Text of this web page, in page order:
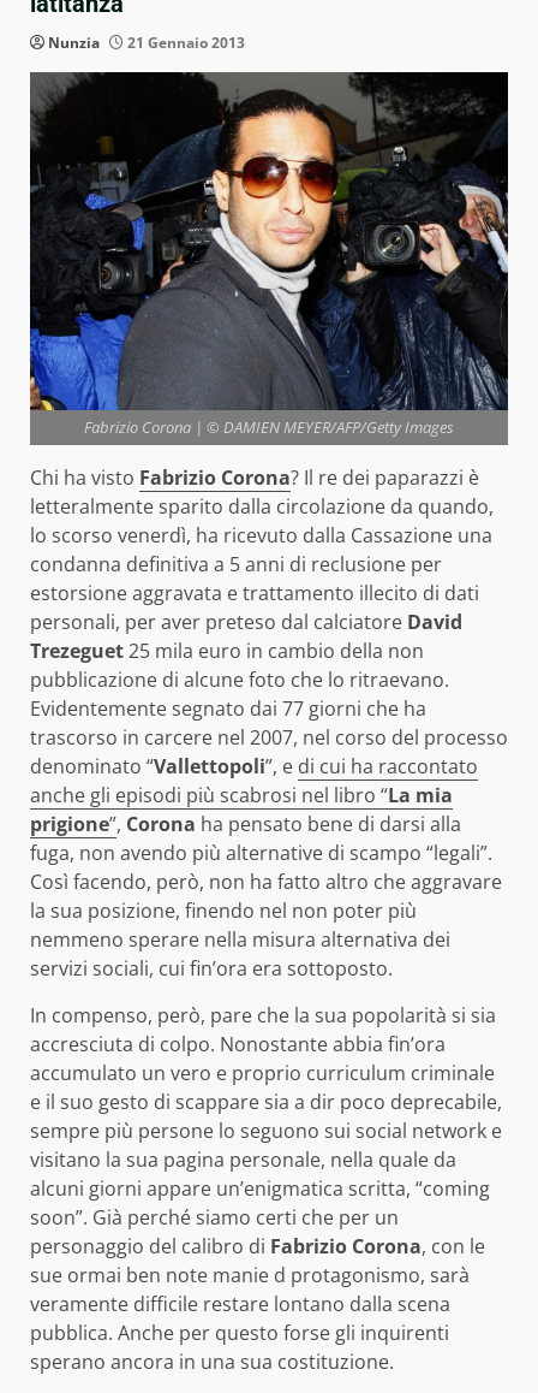
Nunzia 21 Gennaio 2013
Fabrizio Corona | © DAMIEN MEYER/AFP/Getty Images
Chi ha visto Fabrizio Corona? Il re dei paparazzi è
letteralmente sparito dalla circolazione da quando,
lo scorso venerdì, ha ricevuto dalla Cassazione una
condanna definitiva a 5 anni di reclusione per
estorsione aggravata e trattamento illecito di dati
personali, per aver preteso dal calciatore David
Trezeguet25 mila euro in cambio della non
pubblicazione di alcune foto che lo ritraevano.
Evidentemente segnato dai 77 giorni che ha
trascorso in carcere nel 2007, nel corso del processo
denominato “Vallettopoli”, e di cui ha raccontato
anche gli episodi più scabrosi nel libro “La mia
prigione”, Corona ha pensato bene di darsi alla
fuga, non avendo più alternative di scampo “legali”.
Così facendo, però, non ha fatto altro che aggravare
la sua posizione, finendo nel non poter più
nemmeno sperare nella misura alternativa dei
servizi sociali, cui fin’ora era sottoposto.
In compenso, però, pare che la sua popolarità si sia
accresciuta di colpo. Nonostante abbia fin’ora
accumulato un vero e proprio curriculum criminale
e il suo gesto di scappare sia a dir poco deprecabile,
sempre più persone lo seguono sui social network e
visitano la sua pagina personale, nella quale da
alcuni giorni appare un’enigmatica scritta, “coming
soon”. Già perché siamo certi che per un
personaggio del calibro di Fabrizio Corona, con le
sue ormai ben note manie d protagonismo, sarà
veramente difficile restare lontano dalla scena
pubblica. Anche per questo forse gli inquirenti
sperano ancora in una sua costituzione.